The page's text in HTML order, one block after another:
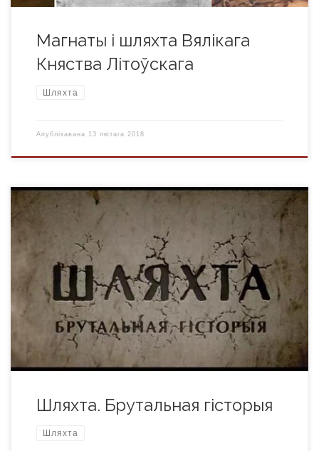
Магнаты і шляхта Вялікага
Княства Літоўскага
Шляхта
Апублікавана 13 лютага 2018
Тэрмін “шляхта”, на жаль, і сёння часта памылкова
перакладаюць як “дваранства”, бо цэлае пакаленне
вырасла на падручніках, дзе наша гісторыя была цесна
пераплеценая з рускай. Але, калі ва ўсходняй суседкі,
дваране былі пры двары і падпарадкоўваліся царскім
асобам, то беларуская шляхта, наадварот, кіравала і нават
уплывала на выбар караля ў […]
Шляхта. Брутальная гісторыя
Шляхта